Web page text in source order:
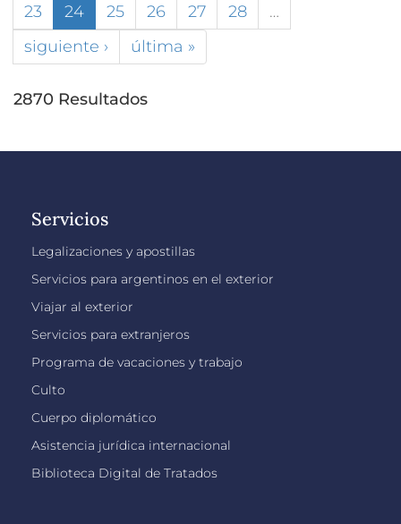
23
24 25 26 27 28
…
siguiente ›
última »
2870 Resultados
Servicios
Legalizaciones y apostillas
Servicios para argentinos en el exterior
Viajar al exterior
Servicios para extranjeros
Programa de vacaciones y trabajo
Culto
Cuerpo diplomático
Asistencia jurídica internacional
Biblioteca Digital de Tratados